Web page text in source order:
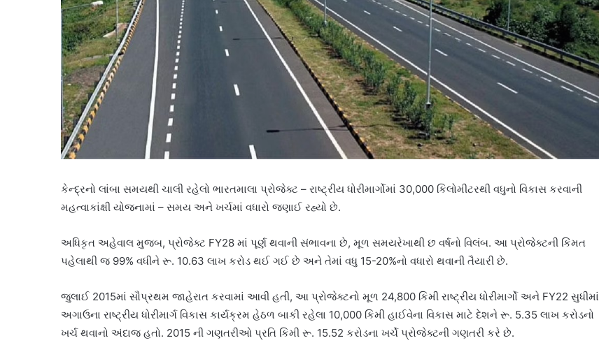
કેન્દ્રનો લાંબા સમયથી ચાલી રહેલો ભારતમાલા પ્રોજેક્ટ – રાષ્ટ્રીય ધોરીમાર્ગોમાં 30,000 કિલોમીટરથી વધુનો વિકાસ કરવાની
મહત્વાકાંક્ષી યોજનામાં – સમય અને ખર્ચમાં વધારો જણાઈ રહ્યો છે.
અધિકૃત અહેવાલ મુજબ, પ્રોજેક્ટ FY28 માં પૂર્ણ થવાની સંભાવના છે, મૂળ સમયરેખાથી છ વર્ષનો વિલંબ. આ પ્રોજેક્ટની કિંમત
પહેલાથી જ 99% વધીને રૂ. 10.63 લાખ કરોડ થઈ ગઈ છે અને તેમાં વધુ 15-20%નો વધારો થવાની તૈયારી છે.
જુલાઈ 2015માં સૌપ્રથમ જાહેરાત કરવામાં આવી હતી, આ પ્રોજેક્ટનો મૂળ 24,800 કિમી રાષ્ટ્રીય ધોરીમાર્ગો અને FY22 સુધીમાં
અગાઉના રાષ્ટ્રીય ધોરીમાર્ગ વિકાસ કાર્યક્રમ હેઠળ બાકી રહેલા 10,000 કિમી હાઈવેના વિકાસ માટે દેશને રૂ. 5.35 લાખ કરોડનો
ખર્ચ થવાનો અંદાજ હતો. 2015 ની ગણતરીઓ પ્રતિ કિમી રૂ. 15.52 કરોડના ખર્ચે પ્રોજેક્ટની ગણતરી કરે છે.